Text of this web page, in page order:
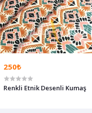
250₺
Renkli Etnik Desenli Kumaş